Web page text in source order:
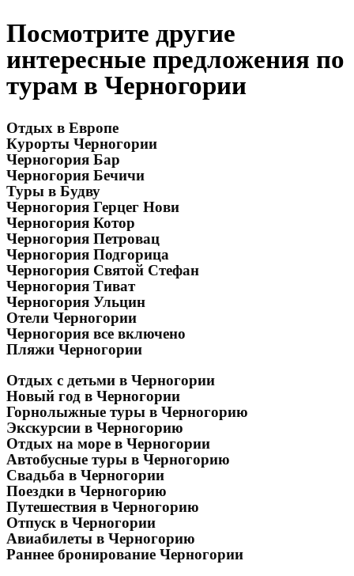
Посмотрите другие
интересные предложения по
турам в Черногории
Отдых в Европе
Курорты Черногории
Черногория Бар
Черногория Бечичи
Туры в Будву
Черногория Герцег Нови
Черногория Котор
Черногория Петровац
Черногория Подгорица
Черногория Святой Стефан
Черногория Тиват
Черногория Ульцин
Отели Черногории
Черногория все включено
Пляжи Черногории
Отдых с детьми в Черногории
Новый год в Черногории
Горнолыжные туры в Черногорию
Экскурсии в Черногорию
Отдых на море в Черногории
Автобусные туры в Черногорию
Свадьба в Черногории
Поездки в Черногорию
Путешествия в Черногорию
Отпуск в Черногории
Авиабилеты в Черногорию
Раннее бронирование Черногории